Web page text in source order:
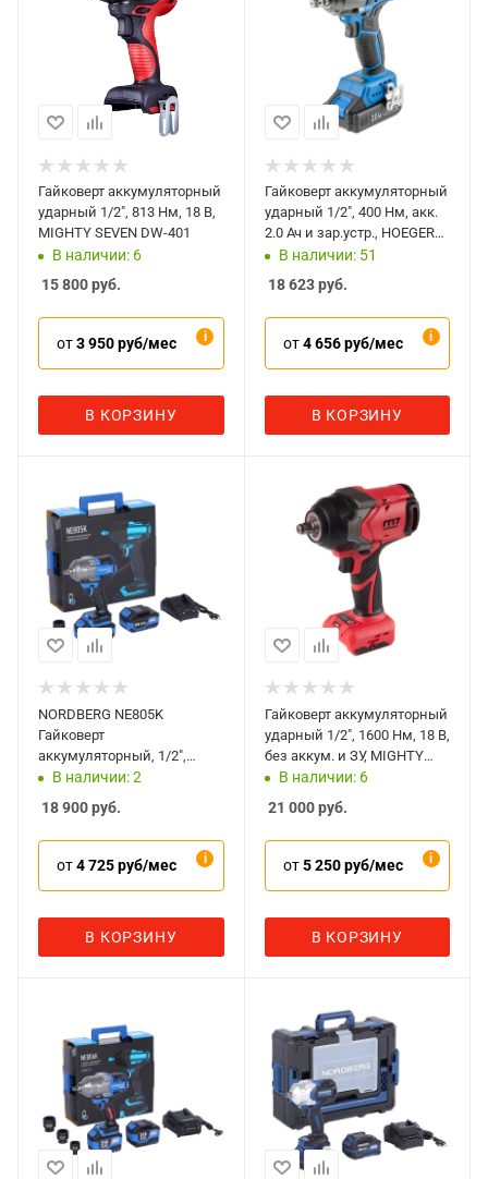
Гайковерт аккумуляторный
ударный 1/2", 813 Нм, 18 В,
MIGHTY SEVEN DW-401
В наличии: 6
15 800руб.
от3 950 руб/мес
В КОРЗИНУ
Гайковерт аккумуляторный
ударный 1/2", 400 Нм, акк.
2.0 Ач и зар.устр., HOEGERT
HT2E200
В наличии: 51
18 623руб.
от4 656 руб/мес
В КОРЗИНУ
NORDBERG NE805K
Гайковерт
аккумуляторный, 1/2",
1000Нм, 21В, с двумя 4А
В наличии: 2
18 900руб.
от4 725 руб/мес
В КОРЗИНУ
Гайковерт аккумуляторный
ударный 1/2", 1600 Нм, 18 В,
без аккум. и ЗУ, MIGHTY
SEVEN DW-406
В наличии: 6
21 000руб.
от5 250 руб/мес
В КОРЗИНУ